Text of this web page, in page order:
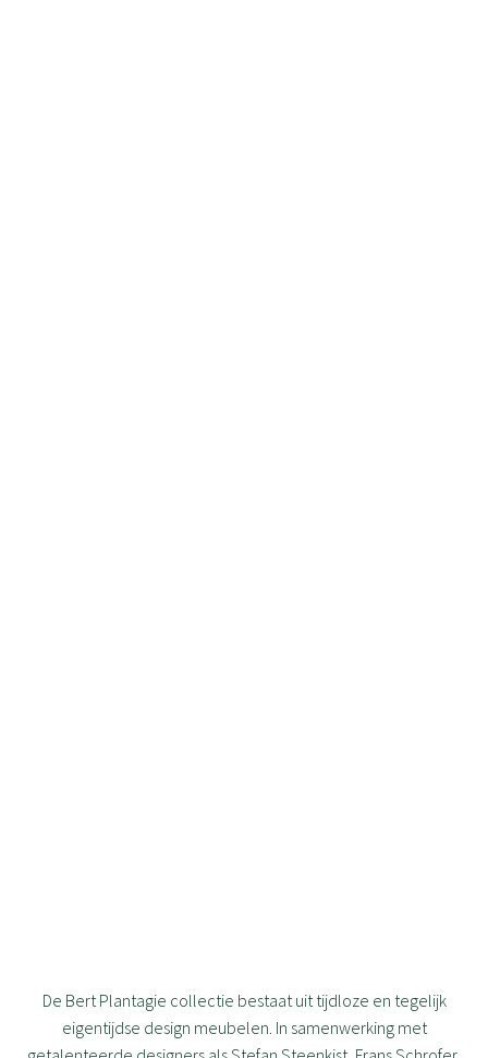
De Bert Plantagie collectie bestaat uit tijdloze en tegelijk
eigentijdse design meubelen. In samenwerking met